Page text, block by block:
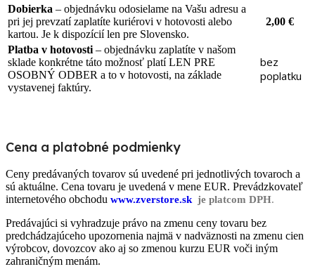
Dobierka – objednávku odosielame na Vašu adresu a
pri jej prevzatí zaplatíte kuriérovi v hotovosti alebo
kartou. Je k dispozícií len pre Slovensko.
2,00 €
Platba v hotovosti – objednávku zaplatíte v našom
sklade konkrétne táto možnosť platí LEN PRE
OSOBNÝ ODBER a to v hotovosti, na základe
vystavenej faktúry.
bez
poplatku
Cena a platobné podmienky
Ceny predávaných tovarov sú uvedené pri jednotlivých tovaroch a
sú aktuálne. Cena tovaru je uvedená v mene EUR. Prevádzkovateľ
internetového obchodu www.zverstore.sk je platcom DPH.
Predávajúci si vyhradzuje právo na zmenu ceny tovaru bez
predchádzajúceho upozornenia najmä v nadväznosti na zmenu cien
výrobcov, dovozcov ako aj so zmenou kurzu EUR voči iným
zahraničným menám.